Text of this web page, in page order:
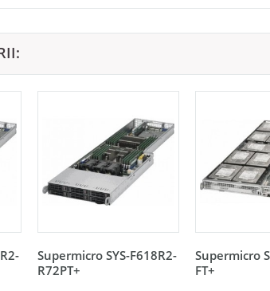
Supermicro SYS-F618R2-
R72PT+
Supermicro
FT+